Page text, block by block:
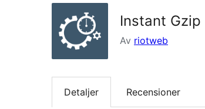
Instant
Av riotweb
Detaljer Recensioner